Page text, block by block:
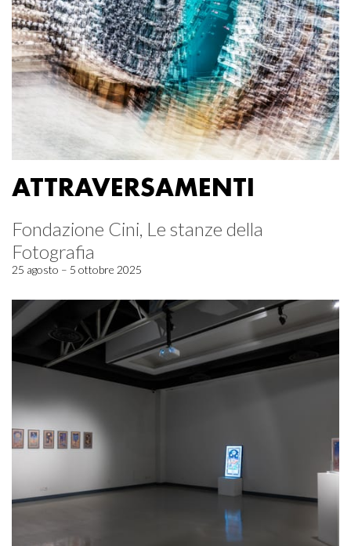
ATTRAVERSAMENTI
Fondazione Cini, Le stanze della
Fotografia
25 agosto – 5 ottobre 2025